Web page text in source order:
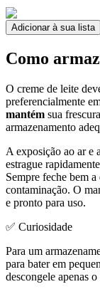
Adicionar à sua lista
Como
O creme de leite
preferencialmente
mantém sua
armazenamento
A exposição ao ar e
estrague
Sempre feche bem
contaminação. O
e pronto para uso.
✅ Curiosidade
Para um
para bater em
descongele apenas